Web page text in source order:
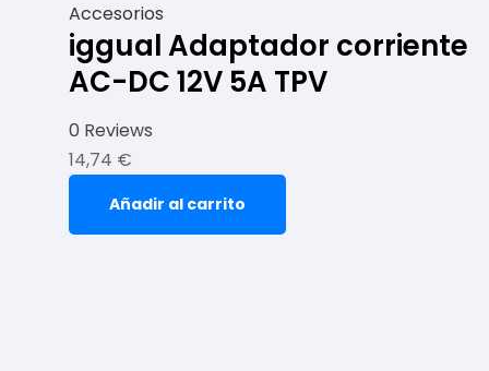
Accesorios
iggual Adaptador corriente
AC-DC 12V 5A TPV
0 Reviews
14,74 €
Añadir al carrito